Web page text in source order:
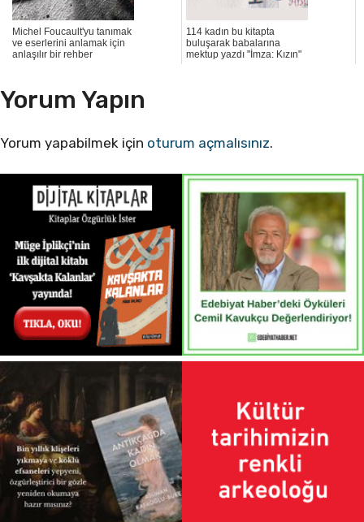
Michel Foucault'yu tanımak
ve eserlerini anlamak için
anlaşılır bir rehber
114 kadın bu kitapta
buluşarak babalarına
mektup yazdı "İmza: Kızın"
Yorum Yapın
Yorum yapabilmek için oturum açmalısınız.